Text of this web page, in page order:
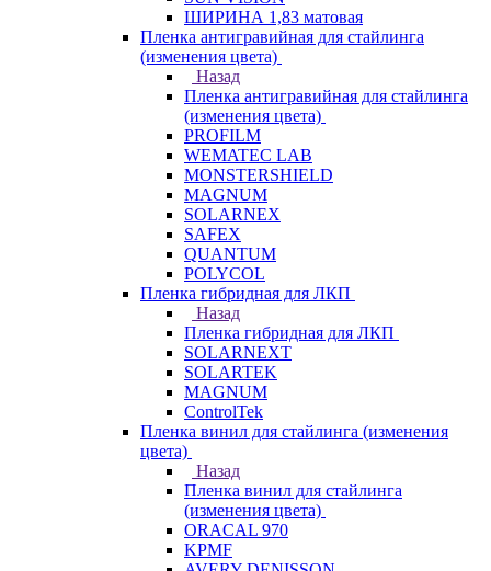
ШИРИНА 1,83 матовая
Пленка антигравийная для стайлинга
(изменения цвета)
Назад
Пленка антигравийная для стайлинга
(изменения цвета)
PROFILM
WEMATEC LAB
MONSTERSHIELD
MAGNUM
SOLARNEX
SAFEX
QUANTUM
POLYCOL
Пленка гибридная для ЛКП
Назад
Пленка гибридная для ЛКП
SOLARNEXT
SOLARTEK
MAGNUM
ControlTek
Пленка винил для стайлинга (изменения
цвета)
Назад
Пленка винил для стайлинга
(изменения цвета)
ORACAL 970
KPMF